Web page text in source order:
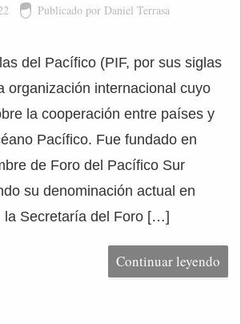
Publicado por Daniel Terrasa
del Pacífico (PIF, por sus siglas
organización internacional cuyo
la cooperación entre países y
Pacífico. Fue fundado en
de Foro del Pacífico Sur
su denominación actual en
la Secretaría del Foro […]
Continuar leyendo